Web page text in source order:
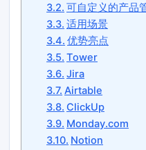
可自定义的产品
适用场景
优势亮点
Tower
Jira
Airtable
ClickUp
Monday.com
Notion